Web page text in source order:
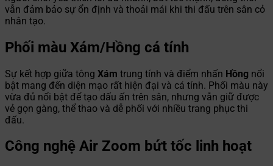
vẫn đảm bảo sự ổn định và thoải mái khi thi đấu trên sân cỏ
nhân tạo.
Phối màu Xám/Hồng cá tính
Sự kết hợp giữa tông Xám trung tính và điểm nhấn Hồng nổi
bật mang đến diện mạo rất hiện đại và cá tính. Phối màu này
vừa đủ nổi bật để tạo dấu ấn trên sân, nhưng vẫn giữ được
vẻ gọn gàng, thể thao và dễ phối với nhiều trang phục thi
đấu.
Công nghệ Air Zoom bứt tốc linh hoạt